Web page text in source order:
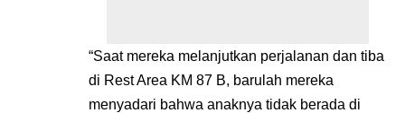
“Saat mereka melanjutkan perjalanan dan tiba
di Rest Area KM 87 B, barulah mereka
menyadari bahwa anaknya tidak berada di